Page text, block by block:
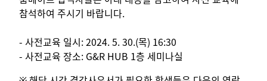
참석하여 주시기 바랍니다.
- 사전교육 일시: 2024. 5. 30.(목) 16:30
- 사전교육 장소: G&R HUB 1층 세미나실